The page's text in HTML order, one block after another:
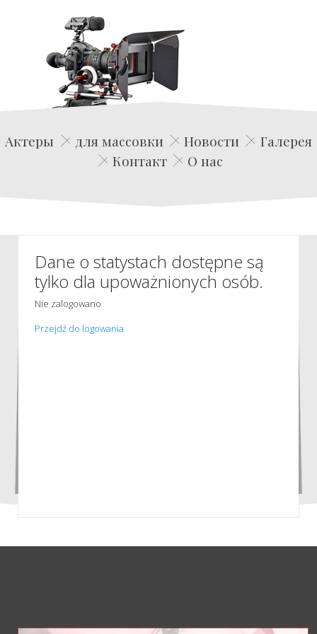
Edwin Film Agencja Aktorska
Актеры для массовки Новости
Галерея
Контакт
О нас
Dane o statystach dostępne są
tylko dla upoważnionych osób.
Nie zalogowano
Przejdź do logowania